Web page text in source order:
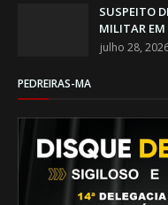
SUSPEITO
MILITAR EM
julho 28,
PEDREIRAS-MA